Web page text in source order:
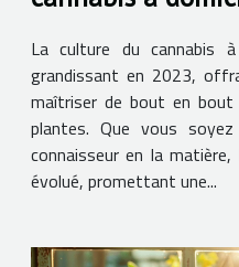
La culture du cannabis
grandissant en 2023,
maîtriser de bout en bout
plantes. Que vous
connaisseur en la
évolué, promettant une...